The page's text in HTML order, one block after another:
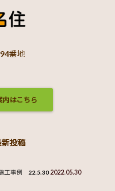
番地
内はこちら
新投稿
工事例 22.5.30 2022.05.30